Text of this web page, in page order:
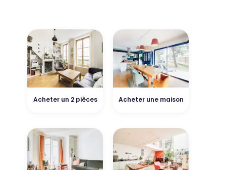
Acheter un 2 pièces Acheter une maison